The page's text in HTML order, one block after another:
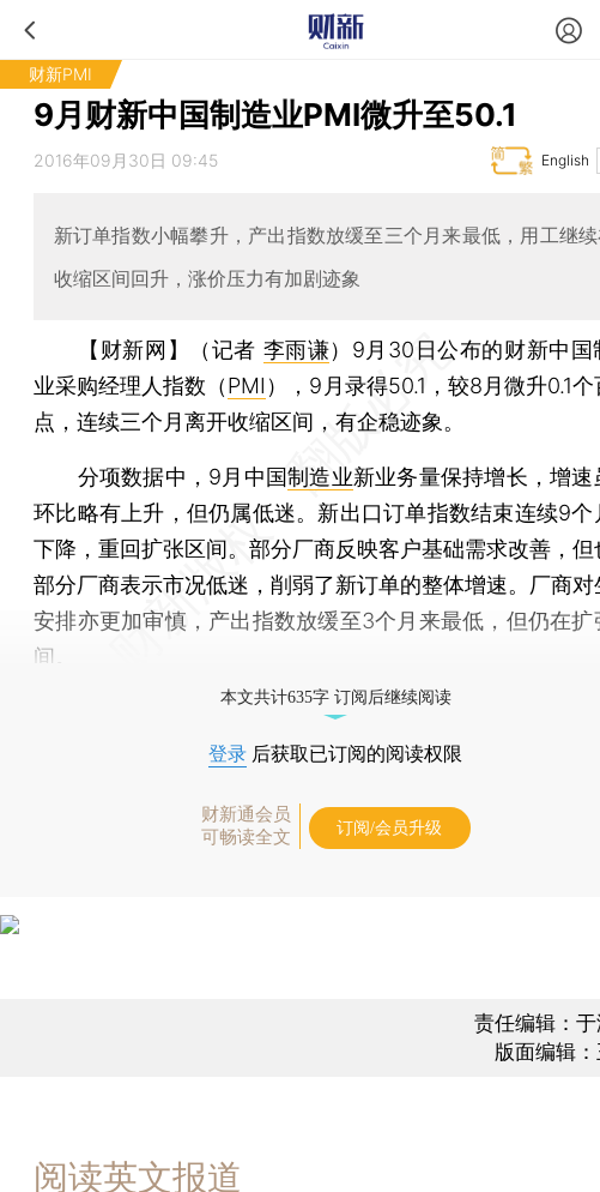
财新PMI
9月财新中国制造业PMI微升至50.1
2016年09月30日 09:45 English
新订单指数小幅攀升，产出指数放缓至三个月来最低，用工继
收缩区间回升，涨价压力有加剧迹象
【财新网】（记者 李雨谦） 9月30日公布的财新中国
业采购经理人指数（PMI ），9月录得50.1，较8月微升0.1个
点，连续三个月离开收缩区间，有企稳迹象。
分项数据中，9月中国制造业新业务量保持增长，增速
环比略有上升，但仍属低迷。新出口订单指数结束连续9个
下降，重回扩张区间。部分厂商反映客户基础需求改善，但
部分厂商表示市况低迷，削弱了新订单的整体增速。厂商对
安排亦更加审慎，产出指数放缓至3个月来最低，但仍在扩
间。
本文共计635字 订阅后继续阅读
登录 后获取已订阅的阅读权限
财新通会员
可畅读全文
订阅/会员升级
责任编辑：
版面编辑：
阅读英文报道